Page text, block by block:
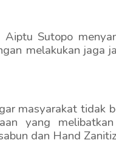
Sutopo
melakukan jaga
masyarakat tidak
yang
dan Hand